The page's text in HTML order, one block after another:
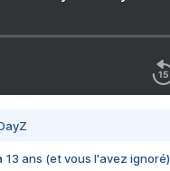
13 ans (et vous l'avez ignoré)